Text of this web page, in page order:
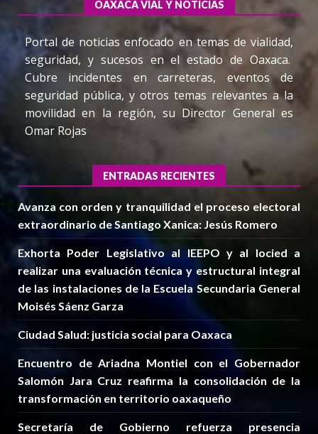
OAXACA VIAL Y NOTICIAS
Portal de noticias enfocado en temas de vialidad,
seguridad, y sucesos en el estado de Oaxaca.
Cubre incidentes en carreteras, eventos de
seguridad pública, y otros temas relevantes a la
movilidad en la región, su Director General es
Omar Rojas
ENTRADAS RECIENTES
Avanza con orden y tranquilidad el proceso electoral
extraordinario de Santiago Xanica: Jesús Romero
Exhorta Poder Legislativo al IEEPO y al Iocied a
realizar una evaluación técnica y estructural integral
de las instalaciones de la Escuela Secundaria General
Moisés Sáenz Garza
Ciudad Salud: justicia social para Oaxaca
Encuentro de Ariadna Montiel con el Gobernador
Salomón Jara Cruz reafirma la consolidación de la
transformación en territorio oaxaqueño
Secretaría de Gobierno refuerza presencia